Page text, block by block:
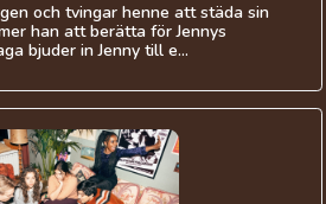
och tvingar henne att städa sin
han att berätta för Jennys
bjuder in Jenny till e...